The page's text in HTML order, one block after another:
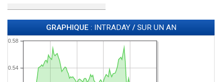
GRAPHIQUE : INTRADAY/ SUR UN AN
0.54
0.58